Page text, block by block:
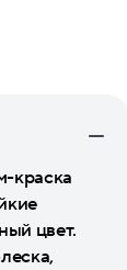
краска
цвет.